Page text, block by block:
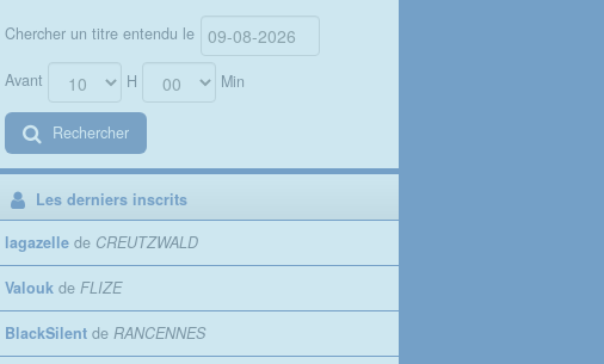
Chercher un titre entendu le
Avant H Min
Rechercher
Les derniers inscrits
lagazellede CREUTZWALD
Valoukde FLIZE
BlackSilentde RANCENNES